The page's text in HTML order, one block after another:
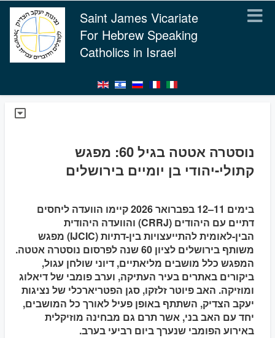
Saint James Vicariate
For Hebrew Speaking
Catholics in Israel
נוסטרה אטטה בגיל 60: מפגש
קתולי-יהודי בן יומיים בירושלים
בימים 11–12 בפברואר 2026 קיימו הוועדה ליחסים
דתיים עם היהודים (CRRJ) והוועדה היהודית
הבין-לאומית להתייעצויות בין-דתיות (IJCIC) מפגש
משותף בירושלים לציון 60 שנה לפרסום נוסטרה אטטה.
המפגש כלל מושבים מליאתיים, דיוני שולחן עגול,
ביקורים באתרים בעיר העתיקה, וערב פומבי של דיאלוג
ומוזיקה. האב פיוטר זלזקו, סגן הפטריארכלי של נציגות
יעקב הצדיק, השתתף באופן פעיל לאורך כל המושבים,
יחד עם האב בני, אשר תרם גם מבחינה מוזיקלית
באירוע הפומבי שנערך ביום רביעי בערב.